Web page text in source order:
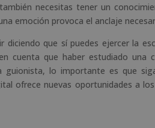
necesitas tener un
emoción provoca el anclaje
diciendo que sí puedes ejercer la
cuenta que haber estudiado
guionista, lo importante es que
ofrece nuevas oportunidades a